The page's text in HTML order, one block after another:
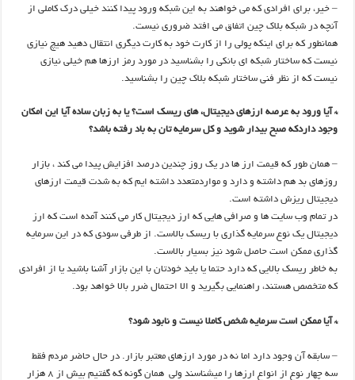
– خیر، برای افرادی که می خواهند به این شبکه ورود پیدا کنند خیلی درک کاملی از
آنچه در شبکه بلاک چین اتفاق می افتد ضروری نیست.
همانطور که برای اینکه پولی را از کارت خود به کارت دیگری انتقال دهید هیچ نیازی
نیست که ساختار شبکه ای بانکی را بشناسید در مورد رمز ارزها هم خیلی نیازی
نیست که از نظر فنی ساختار شبکه بلاک چین را بشناسید.
* آیا ورود به عرصه ارزهای دیجیتال، های ریسک است؟ یا به زبان ساده آیا این امکان
وجود داردکه صبح بیدار شوید و کل سرمایه تان به باد رفته باشد؟
– همان طور که قیمت ارز ها در یک روز چندین درصد افزایش پیدا می کند ، بازار
روزهای بد هم داشته و دارد و مواردمتعدد داشته ایم که به شدت قیمت ارزهای
دیجیتال ریزش داشته است.
در تمام وب سایت ها و صرافی هایی که ارز دیجیتال کار می کنند آمده است که ارز
دیجیتال یک نوع سرمایه گذاری با ریسک بالاست. از طرفی سودی که در این سرمایه
گذاری ممکن است حاصل شود نیز بسیار بالاست.
به خاطر ریسک بالایی که دارد حتما یا باید خودتان با این بازار آشنا باشید یا از افرادی
که متخصص هستند، راهنمایی بگیرید و الا احتمال ضرر بالا خواهد بود.
* آیا ممکن است سرمایه شخص کاملا نیست و نابود شود؟
– سابقه آن وجود دارد اما نه در مورد ارزهای معتبر بازار. در حال حاضر مردم فقط
سه چهار نوع از انواع ارزها را میشناسند ولی همان گونه که گفتیم بیش از ۸ هزار